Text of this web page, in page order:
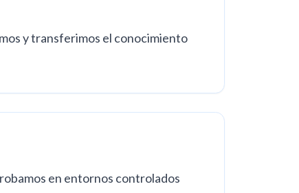
y transferimos el conocimiento
en entornos controlados